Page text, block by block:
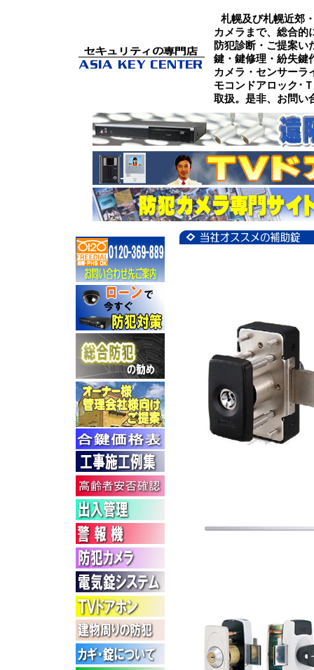
札幌及び札幌近郊
カメラまで、総合的
防犯診断・ご提案い
鍵・鍵修理・紛失鍵
カメラ・センサーラ
モコンドアロック･
取扱。是非、お問い